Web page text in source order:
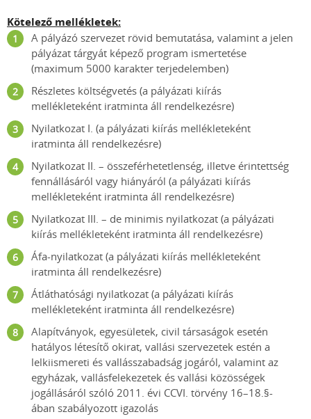
Kötelező mellékletek:
A pályázó szervezet rövid bemutatása, valamint a jelen
pályázat tárgyát képező program ismertetése
(maximum 5000 karakter terjedelemben)
Részletes költségvetés (a pályázati kiírás
mellékleteként iratminta áll rendelkezésre)
Nyilatkozat I. (a pályázati kiírás mellékleteként
iratminta áll rendelkezésre)
Nyilatkozat II. – összeférhetetlenség, illetve érintettség
fennállásáról vagy hiányáról (a pályázati kiírás
mellékleteként iratminta áll rendelkezésre)
Nyilatkozat III. – de minimis nyilatkozat (a pályázati
kiírás mellékleteként iratminta áll rendelkezésre)
Áfa-nyilatkozat (a pályázati kiírás mellékleteként
iratminta áll rendelkezésre)
Átláthatósági nyilatkozat (a pályázati kiírás
mellékleteként iratminta áll rendelkezésre)
Alapítványok, egyesületek, civil társaságok esetén
hatályos létesítő okirat, vallási szervezetek estén a
lelkiismereti és vallásszabadság jogáról, valamint az
egyházak, vallásfelekezetek és vallási közösségek
jogállásáról szóló 2011. évi CCVI. törvény 16–18.§-
ában szabályozott igazolás